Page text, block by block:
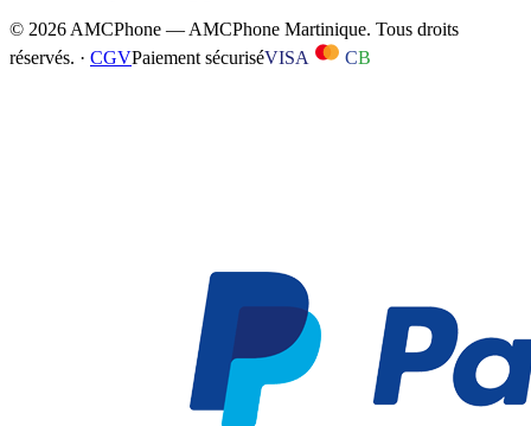
© 2026 AMCPhone — AMCPhone Martinique. Tous droits
réservés. · CGVPaiement sécuriséVISA CB